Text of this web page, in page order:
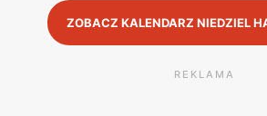
ZOBACZ KALENDARZ NIEDZIEL
REKLAMA